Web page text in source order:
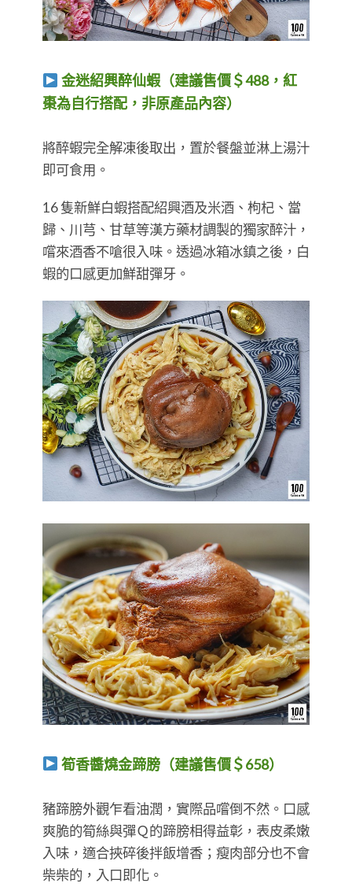
金迷紹興醉仙蝦（建議售價＄488，紅
棗為自行搭配，非原產品內容）
將醉蝦完全解凍後取出，置於餐盤並淋上湯汁
即可食用。
16 隻​​​​​​​新鮮白蝦搭配紹興酒及米酒、枸杞、當
歸、川芎、甘草等漢方藥材調製的獨家醉汁，
嚐來酒香不嗆很入味。透過冰箱冰鎮之後，白
蝦的口感更加鮮甜彈牙。
筍香醬燒金蹄膀（建議售價＄658）
​​​​​​​豬蹄膀外觀乍看油潤，實際品嚐倒不然。口感
爽脆的筍絲與彈Ｑ的蹄膀相得益彰，表皮柔嫩
入味，適合挾碎後拌飯增香；瘦肉部分也不會
柴柴的，入口即化。